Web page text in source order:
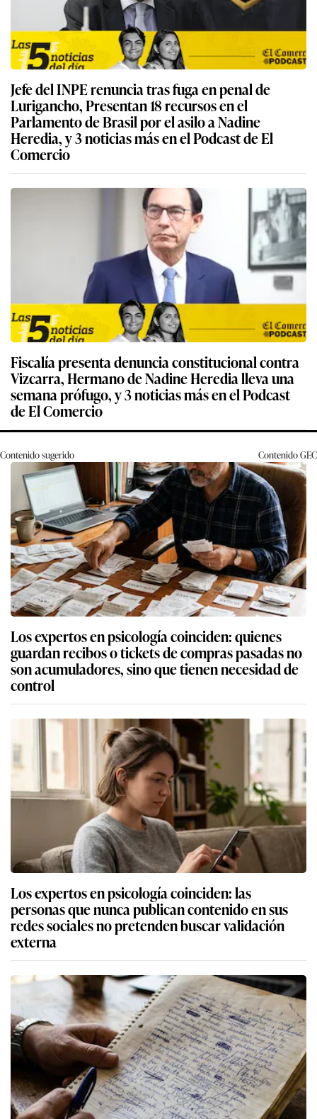
Jefe del INPE renuncia tras fuga en penal de
Lurigancho, Presentan 18 recursos en el
Parlamento de Brasil por el asilo a Nadine
Heredia, y 3 noticias más en el Podcast de El
Comercio
Fiscalía presenta denuncia constitucional contra
Vizcarra, Hermano de Nadine Heredia lleva una
semana prófugo, y 3 noticias más en el Podcast
de El Comercio
Contenido sugerido ContenidoGEC
Los expertos en psicología coinciden: quienes
guardan recibos o tickets de compras pasadas no
son acumuladores, sino que tienen necesidad de
control
Los expertos en psicología coinciden: las
personas que nunca publican contenido en sus
redes sociales no pretenden buscar validación
externa